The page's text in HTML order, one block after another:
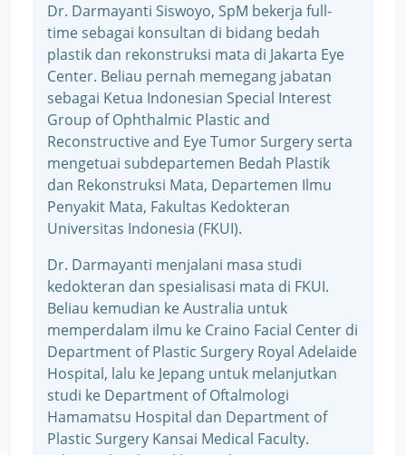
Dr. Darmayanti Siswoyo, SpM bekerja full-
time sebagai konsultan di bidang bedah
plastik dan rekonstruksi mata di Jakarta Eye
Center. Beliau pernah memegang jabatan
sebagai Ketua Indonesian Special Interest
Group of Ophthalmic Plastic and
Reconstructive and Eye Tumor Surgery serta
mengetuai subdepartemen Bedah Plastik
dan Rekonstruksi Mata, Departemen Ilmu
Penyakit Mata, Fakultas Kedokteran
Universitas Indonesia (FKUI).
Dr. Darmayanti menjalani masa studi
kedokteran dan spesialisasi mata di FKUI.
Beliau kemudian ke Australia untuk
memperdalam ilmu ke Craino Facial Center di
Department of Plastic Surgery Royal Adelaide
Hospital, lalu ke Jepang untuk melanjutkan
studi ke Department of Oftalmologi
Hamamatsu Hospital dan Department of
Plastic Surgery Kansai Medical Faculty.